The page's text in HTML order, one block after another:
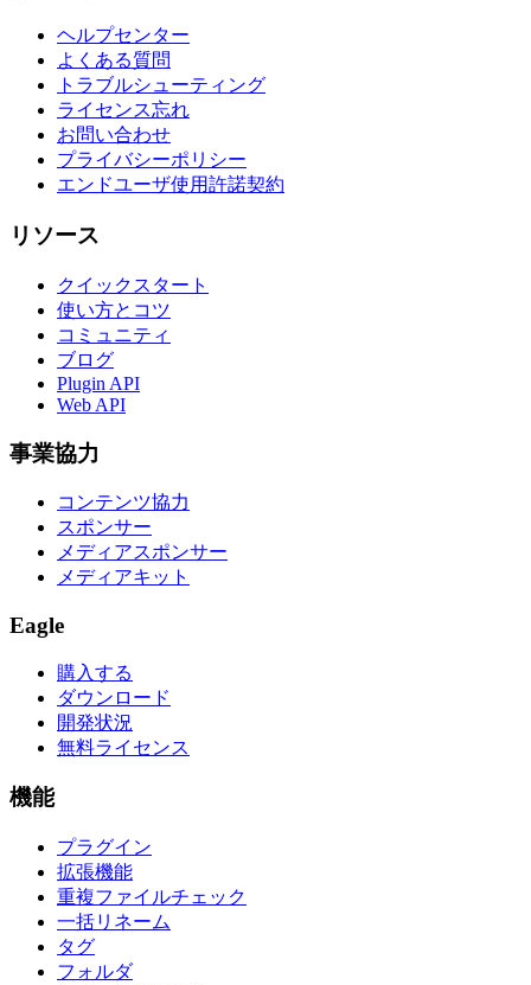
ヘルプセンター
よくある質問
トラブルシューティング
ライセンス忘れ
お問い合わせ
プライバシーポリシー
エンドユーザ使用許諾契約
リソース
クイックスタート
使い方とコツ
コミュニティ
ブログ
Plugin API
Web API
事業協力
コンテンツ協力
スポンサー
メディアスポンサー
メディアキット
Eagle
購入する
ダウンロード
開発状況
無料ライセンス
機能
プラグイン
拡張機能
重複ファイルチェック
一括リネーム
タグ
フォルダ